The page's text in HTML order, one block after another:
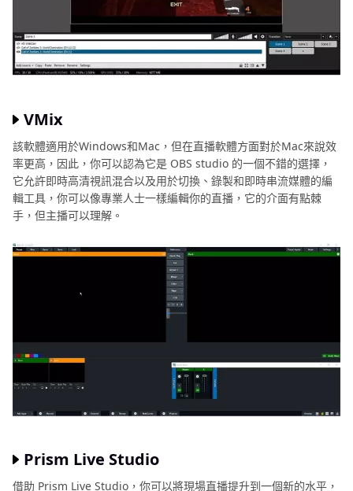
VMix
該軟體適用於Windows和Mac，但在直播軟體方面對於Mac來說效
率更高，因此，你可以認為它是 OBS studio 的一個不錯的選擇，
它允許即時高清視訊混合以及用於切換、錄製和即時串流媒體的編
輯工具，你可以像專業人士一樣編輯你的直播，它的介面有點棘
手，但主播可以理解。
Prism Live Studio
借助 Prism Live Studio，你可以將現場直播提升到一個新的水平，